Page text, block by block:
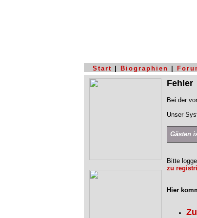
Start Biographien
Fehler
Bei der
Unser
Gästen
Bitte
zu
Hier